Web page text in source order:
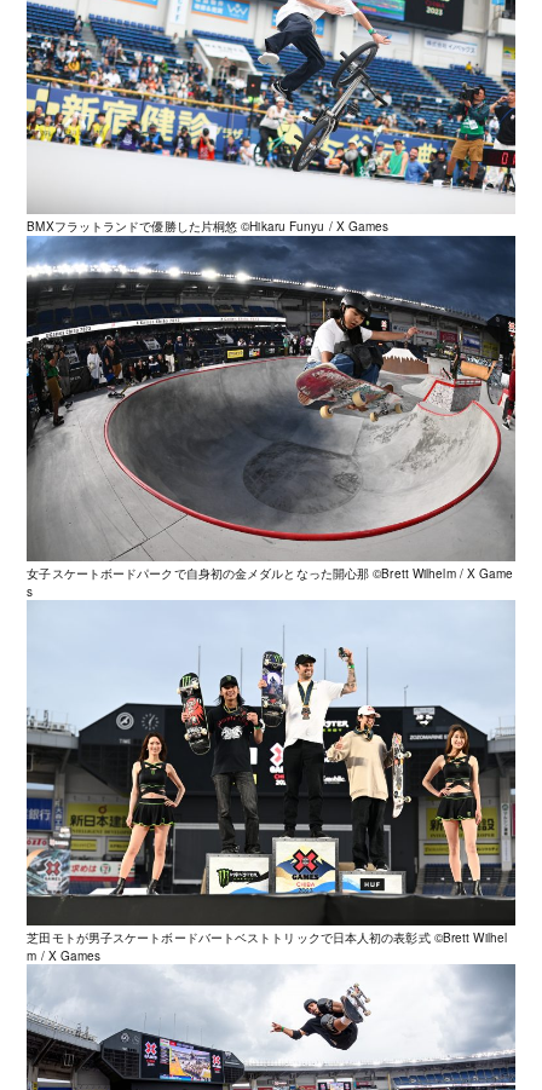
BMXフラットランドで優勝した片桐悠 ©️Hikaru Funyu / X Games
女子スケートボードパークで自身初の金メダルとなった開心那 ©️Brett Wilhelm / X Game
s
芝田モトが男子スケートボードバートベストトリックで日本人初の表彰式 ©️Brett Wilhel
m / X Games